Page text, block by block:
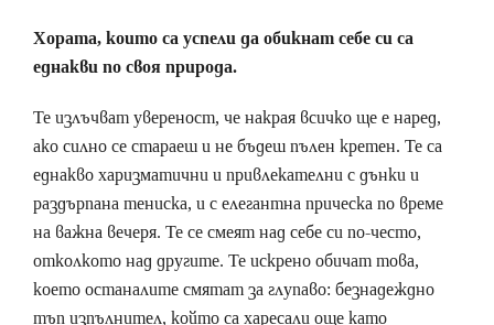
Хората, които са успели да обикнат себе си са
еднакви по своя природа.
Те излъчват увереност, че накрая всичко ще е наред,
ако силно се стараеш и не бъдеш пълен кретен. Те са
еднакво харизматични и привлекателни с дънки и
раздърпана тениска, и с елегантна прическа по време
на важна вечеря. Те се смеят над себе си по-често,
отколкото над другите. Те искрено обичат това,
което останалите смятат за глупаво: безнадеждно
тъп изпълнител, който са харесали още като